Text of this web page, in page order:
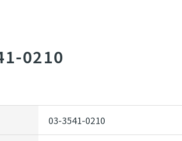
0210
03-3541-0210